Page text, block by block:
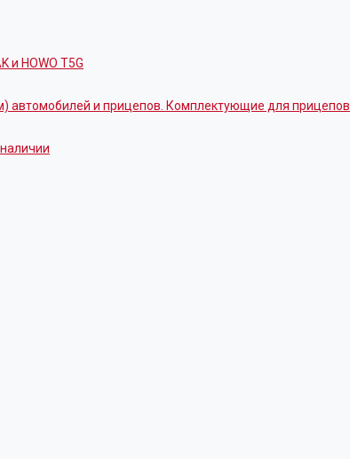
и HOWO T5G
автомобилей и прицепов. Комплектующие для прицепов